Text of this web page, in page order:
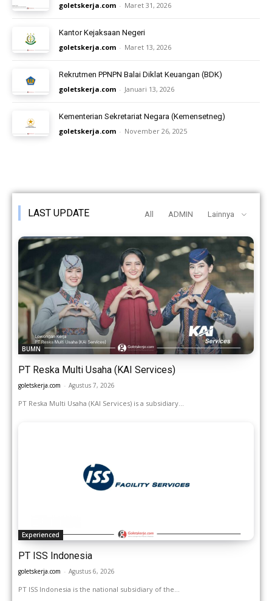
goletskerja.com - Maret 31, 2026
Kantor Kejaksaan Negeri
goletskerja.com - Maret 13, 2026
Rekrutmen PPNPN Balai Diklat Keuangan (BDK)
goletskerja.com - Januari 13, 2026
Kementerian Sekretariat Negara (Kemensetneg)
goletskerja.com - November 26, 2025
LAST UPDATE All ADMIN Lainnya
BUMN
PT Reska Multi Usaha (KAI Services)
goletskerja.com - Agustus 7, 2026
PT Reska Multi Usaha (KAI Services) is a subsidiary...
Experienced
PT ISS Indonesia
goletskerja.com - Agustus 6, 2026
PT ISS Indonesia is the national subsidiary of the...